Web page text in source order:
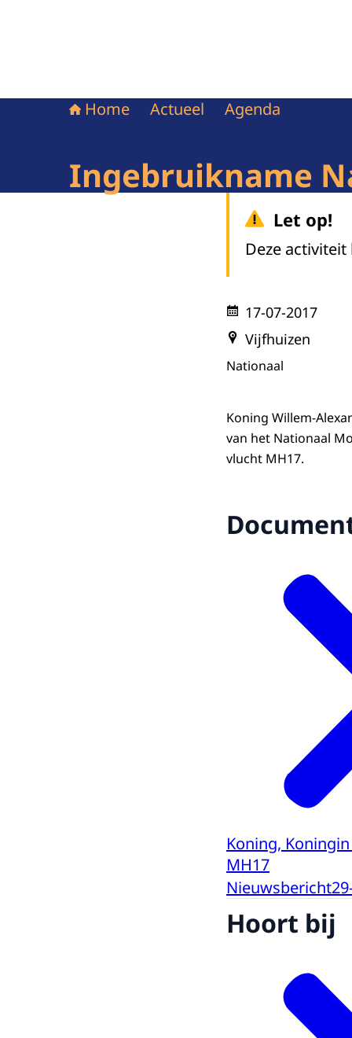
Home Actueel Agenda
Ingebruikname
Let op!
Deze
17-07-2017
Vijfhuizen
Nationaal
Koning Willem-
van het Nationaal
vlucht MH17.
Koning,
MH17
Nieuwsbericht
Hoort bij